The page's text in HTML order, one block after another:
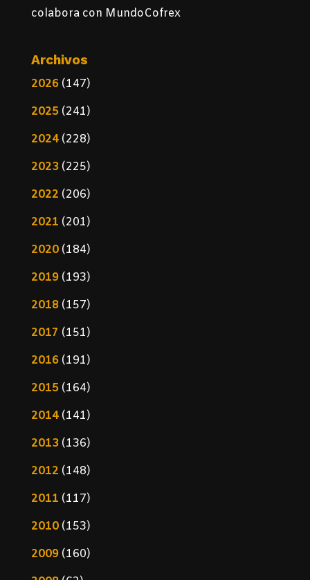
colabora con MundoCofrex
Archivos
2026(147)
2025(241)
2024(228)
2023(225)
2022 (206)
2021 (201)
2020(184)
2019(193)
2018(157)
2017 (151)
2016(191)
2015(164)
2014(141)
2013(136)
2012 (148)
2011 (117)
2010(153)
2009(160)